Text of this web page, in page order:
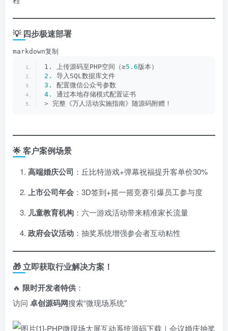
💡 四步极速部署
markdown复制
1. 上传源码至PHP空间（≥5.6 版本）
2.
导入SQL数据库文件
3.
配置微信公众号参数
4.
通过本地存储模式配置证书
> 完整《万人活动实施指南》随源码附赠！
🌟 客户案例场景
高端婚庆公司 ：丘比特游戏+弹幕祝福提升客单价30%
上市公司年会 ：3D签到+摇一摇竞赛引爆员工参与度
儿童教育机构 ：六一游戏活动带来精准家长流量
政府会议活动 ：抽奖系统增强参会者互动粘性
🎁 立即获取行业解决方案！
🔥 ​ 限时开发者特供 ：
访问 ​ 卓创源码网搜索“微现场系统”